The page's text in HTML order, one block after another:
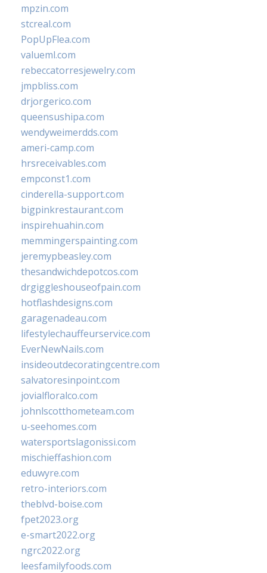
mpzin.com
stcreal.com
PopUpFlea.com
valueml.com
rebeccatorresjewelry.com
jmpbliss.com
drjorgerico.com
queensushipa.com
wendyweimerdds.com
ameri-camp.com
hrsreceivables.com
empconst1.com
cinderella-support.com
bigpinkrestaurant.com
inspirehuahin.com
memmingerspainting.com
jeremypbeasley.com
thesandwichdepotcos.com
drgiggleshouseofpain.com
hotflashdesigns.com
garagenadeau.com
lifestylechauffeurservice.com
EverNewNails.com
insideoutdecoratingcentre.com
salvatoresinpoint.com
jovialfloralco.com
johnlscotthometeam.com
u-seehomes.com
watersportslagonissi.com
mischieffashion.com
eduwyre.com
retro-interiors.com
theblvd-boise.com
fpet2023.org
e-smart2022.org
ngrc2022.org
leesfamilyfoods.com